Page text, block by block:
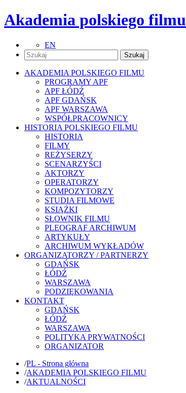
Akademia polskiego filmu
EN
AKADEMIA POLSKIEGO FILMU
PROGRAMY APF
APF ŁÓDŹ
APF GDAŃSK
APF WARSZAWA
WSPÓŁPRACOWNICY
HISTORIA POLSKIEGO FILMU
HISTORIA
FILMY
REŻYSERZY
SCENARZYŚCI
AKTORZY
OPERATORZY
KOMPOZYTORZY
STUDIA FILMOWE
KSIĄŻKI
SŁOWNIK FILMU
PLEOGRAF ARCHIWUM
ARTYKUŁY
ARCHIWUM WYKŁADÓW
ORGANIZATORZY / PARTNERZY
GDAŃSK
ŁÓDŹ
WARSZAWA
PODZIĘKOWANIA
KONTAKT
GDAŃSK
ŁÓDŹ
WARSZAWA
POLITYKA PRYWATNOŚCI
ORGANIZATOR
/PL - Strona główna
/AKADEMIA POLSKIEGO FILMU
/AKTUALNOŚCI